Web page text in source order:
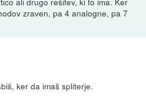
zraven, pa 4 analogne, pa 7
ker da imaš spliterje.